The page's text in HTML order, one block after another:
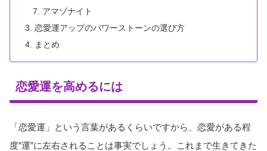
アマゾナイト
恋愛運アップのパワーストーンの選び方
まとめ
恋愛運を高めるには
「恋愛運」という言葉があるくらいですから、恋愛がある程
度”運”に左右されることは事実でしょう。これまで生きてきた